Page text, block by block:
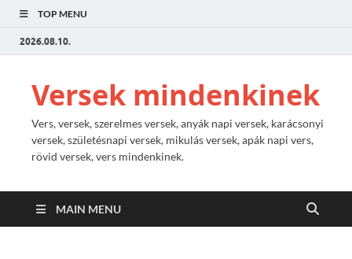
TOP MENU
2026.08.10.
Versek mindenkinek
Vers, versek, szerelmes versek, anyák napi versek, karácsonyi
versek, születésnapi versek, mikulás versek, apák napi vers,
rövid versek, vers mindenkinek.
MAIN MENU